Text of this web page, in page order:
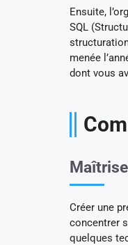
Ensuite,
SQL
menée
dont vous
Créer une
concentrer
quelques